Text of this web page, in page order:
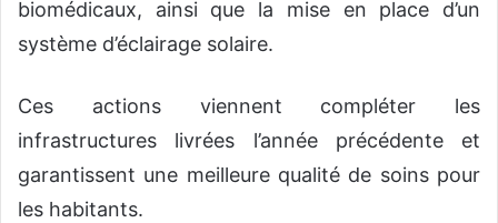
biomédicaux, ainsi que la mise en place d’un
système d’éclairage solaire.
Ces actions viennent compléter les
infrastructures livrées l’année précédente et
garantissent une meilleure qualité de soins pour
les habitants.